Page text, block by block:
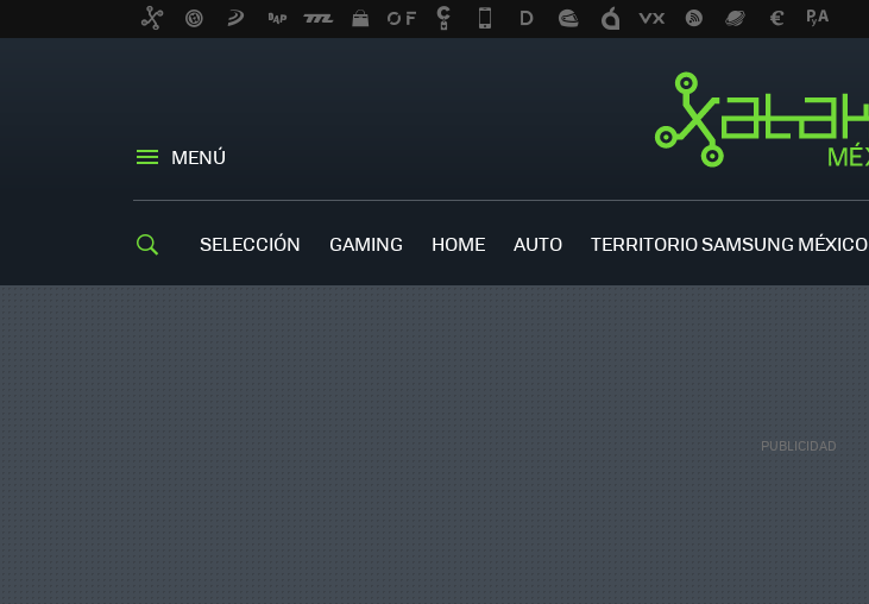
MENÚ
SELECCIÓN GAMING HOME AUTO TERRITORIO SAMSUNG MÉXICO